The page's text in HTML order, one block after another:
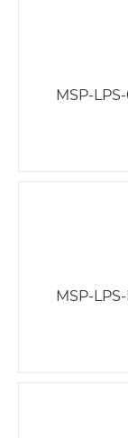
MSP-
MSP-